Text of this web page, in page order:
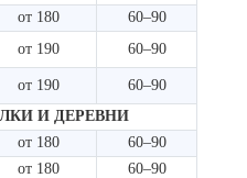
от 180
60–90
от 190
60–90
от 190
60–90
И ДЕРЕВНИ
от 180
60–90
от 180
60–90